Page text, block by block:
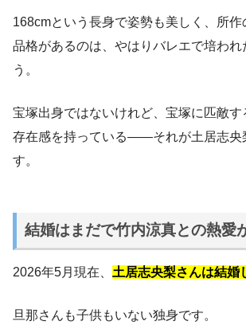
168cmという長身で姿勢も美しく、所作
品格があるのは、やはりバレエで培われ
う。
宝塚出身ではないけれど、宝塚に匹敵す
存在感を持っている――それが土居志央
す。
結婚はまだで竹内涼真との熱愛
2026年5月現在、 土居志央梨さんは結婚
旦那さんも子供もいない独身です。